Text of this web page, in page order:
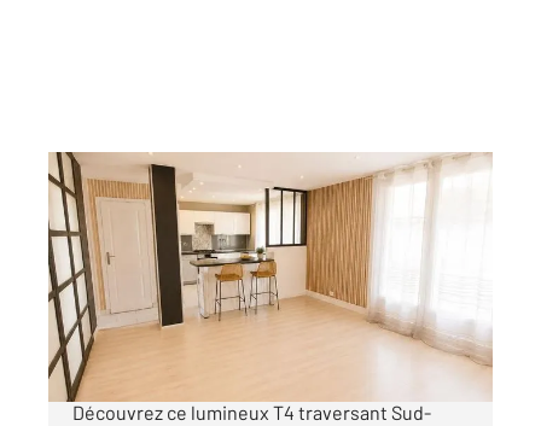
VILLEURBANNE 69
85 m
2 , 4 pièces
Ref : 136389
Appartement F4 à vendre
265 000 €
Spacieux T4 à Villeurbanne - 85m² - traversant
Découvrez ce lumineux T4 traversant Sud-